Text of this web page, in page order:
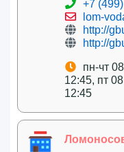
+7
lom-
http://
http://
пн-чт
12:45, пт
12:45